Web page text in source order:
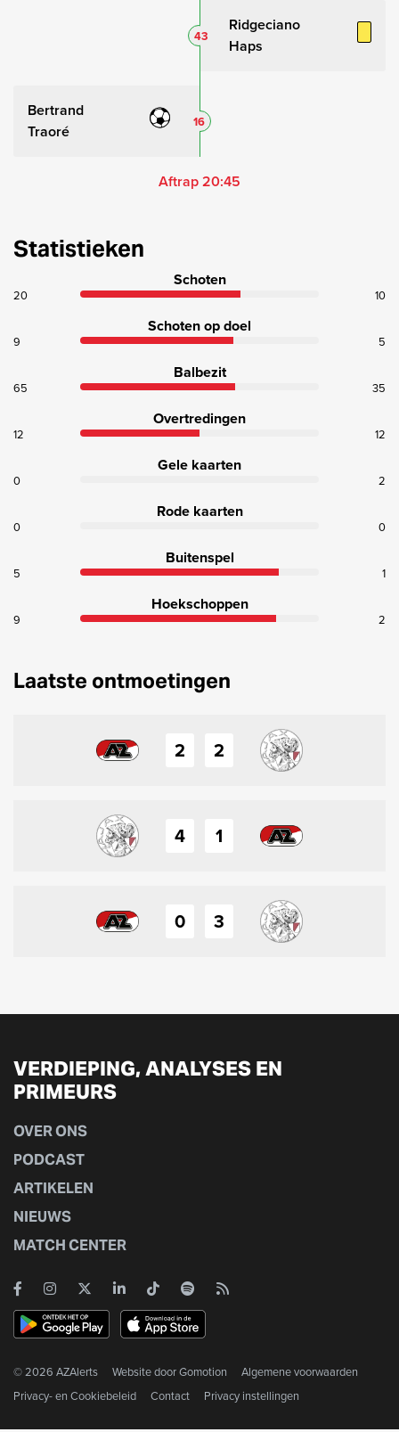
Ridgeciano
Haps
43
Bertrand
Traoré
16
Aftrap 20:45
Statistieken
Schoten
20 10
Schoten op doel
9 5
Balbezit
65 35
Overtredingen
12 12
Gele kaarten
0 2
Rode kaarten
0 0
Buitenspel
5 1
Hoekschoppen
9 2
Laatste ontmoetingen
2 2
4 1
0 3
VERDIEPING, ANALYSES EN
PRIMEURS
OVER ONS
PODCAST
ARTIKELEN
NIEUWS
MATCH CENTER
© 2026 AZAlerts Website doorGomotion
Algemene voorwaarden
Privacy- en Cookiebeleid
Contact Privacy instellingen